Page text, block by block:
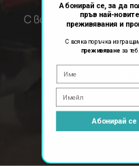
С всеки ваучер
високо
Абонирай се, за да
пръв най-
преживявания и
С всяка поръчка
преживяванеза теб!
Абонирай се